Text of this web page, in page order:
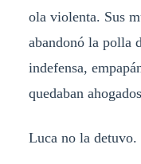
ola violenta. Sus
abandonó la polla
indefensa,
quedaban
Luca no la detuvo.